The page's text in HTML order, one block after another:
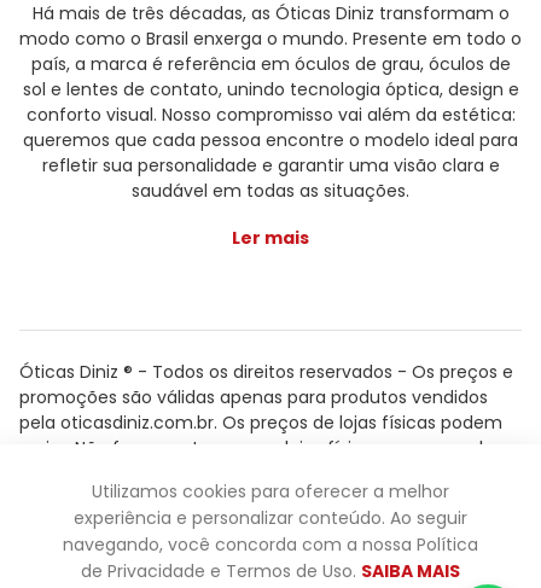
Há mais de três décadas, as Óticas Diniz transformam o
modo como o Brasil enxerga o mundo. Presente em todo o
país, a marca é referência em óculos de grau, óculos de
sol e lentes de contato, unindo tecnologia óptica, design e
conforto visual. Nosso compromisso vai além da estética:
queremos que cada pessoa encontre o modelo ideal para
refletir sua personalidade e garantir uma visão clara e
saudável em todas as situações.
Ler mais
Óticas Diniz ® - Todos os direitos reservados - Os preços e
promoções são válidas apenas para produtos vendidos
pela oticasdiniz.com.br. Os preços de lojas físicas podem
variar. Não fazemos trocas em lojas físicas, apenas pelo
Powered by
Utilizamos cookies para oferecer a melhor
experiência e personalizar conteúdo. Ao seguir
navegando, você concorda com a nossa Política
de Privacidade e Termos de Uso. SAIBA MAIS